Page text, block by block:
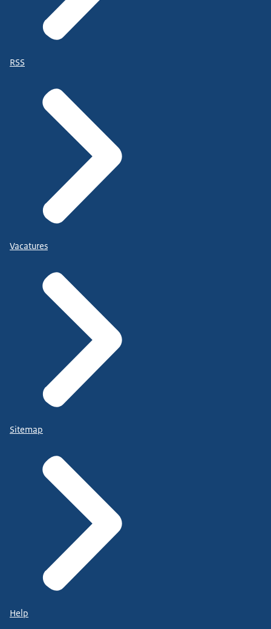
RSS
Vacatures
Sitemap
Help